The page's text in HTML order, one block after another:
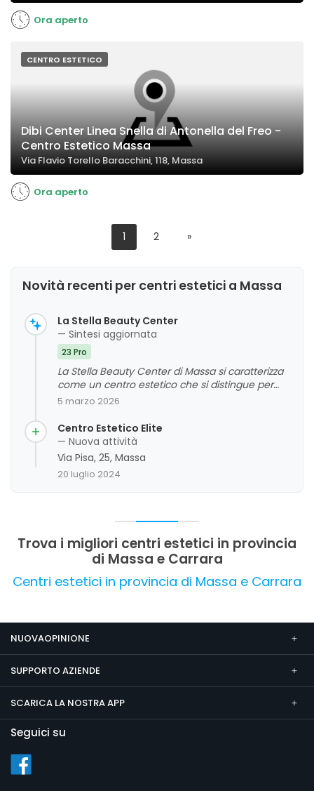
Ora aperto
CENTRO ESTETICO
Dibi Center Linea Snella di Antonella del Freo -
Centro Estetico Massa
Via Flavio Torello Baracchini, 118, Massa
Ora aperto
1 2 »
Novità recenti per centri estetici a Massa
La Stella Beauty Center
— Sintesi aggiornata
23 Pro
La Stella Beauty Center di Massa si caratterizza
come un centro estetico che si distingue per
l'alta professionalità, l'attenzione all'igiene e
giudizio complessivo molto positivo,
evidenziando la competenza del personale, la
qualità dei trattamenti e la cura nei dettagli. La
costanza nel servizio e la capacità di far sentire i
clienti come a casa rappresentano i principali
conferma la soddisfazione e la fiducia riposta
5 marzo 2026
Centro Estetico Elite
— Nuova attività
Via Pisa, 25, Massa
20 luglio 2024
Trova i migliori centri estetici in provincia
di Massa e Carrara
Centri estetici in provincia di Massa e Carrara
NUOVAOPINIONE
SUPPORTO AZIENDE
SCARICA LA NOSTRA APP
Seguici su